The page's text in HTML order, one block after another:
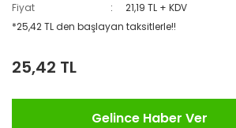
Fiyat
21,19 TL + KDV
*25,42 TL den başlayan taksitlerle!!
25,42 TL
Gelince Haber Ver